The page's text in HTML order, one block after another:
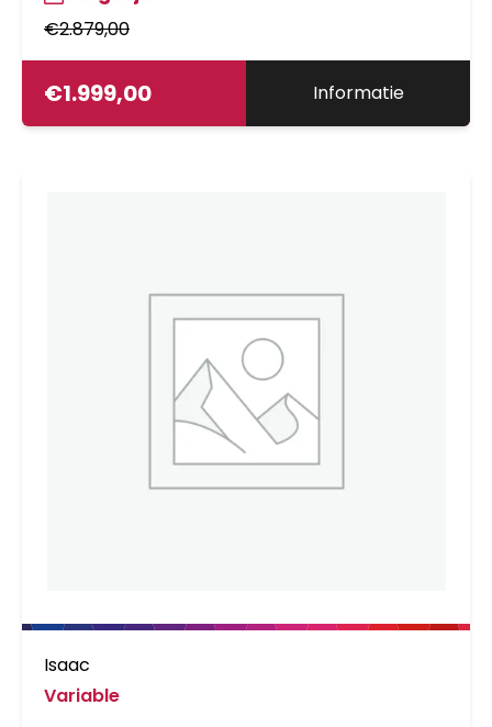
€2.879,00
€1.999,00 Informatie
Isaac
Variable